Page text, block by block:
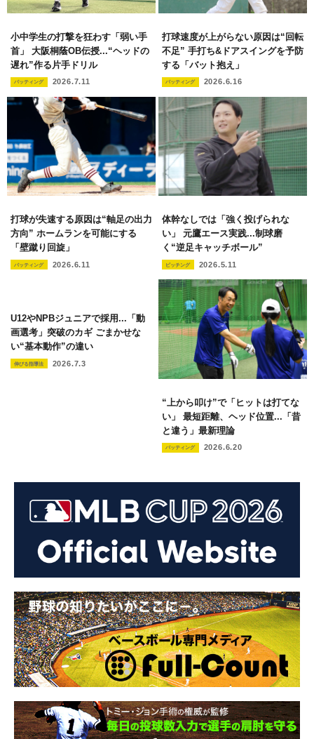
小中学生の打撃を狂わす「弱い手
首」 大阪桐蔭OB伝授...“ヘッドの
遅れ”作る片手ドリル
バッティング 2026.7.11
打球速度が上がらない原因は“回転
不足” 手打ち&ドアスイングを予防
する「バット抱え」
バッティング 2026.6.16
打球が失速する原因は“軸足の出力
方向” ホームランを可能にする
「壁蹴り回旋」
バッティング 2026.6.11
体幹なしでは「強く投げられな
い」 元鷹エース実践...制球磨
く“逆足キャッチボール”
ピッチング 2026.5.11
U12やNPBジュニアで採用...「動
画選考」突破のカギ ごまかせな
い“基本動作”の違い
伸びる指導法 2026.7.3
“上から叩け”で「ヒットは打てな
い」 最短距離、ヘッド位置...「昔
と違う」最新理論
バッティング 2026.6.20